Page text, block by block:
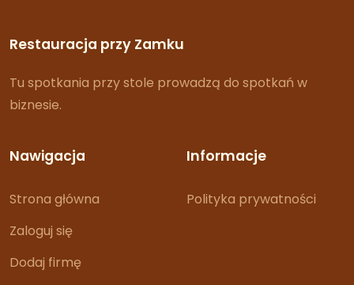
Restauracja przy Zamku
Tu spotkania przy stole prowadzą do spotkań w
biznesie.
Nawigacja
Strona główna
Zaloguj się
Dodaj firmę
Informacje
Polityka prywatności